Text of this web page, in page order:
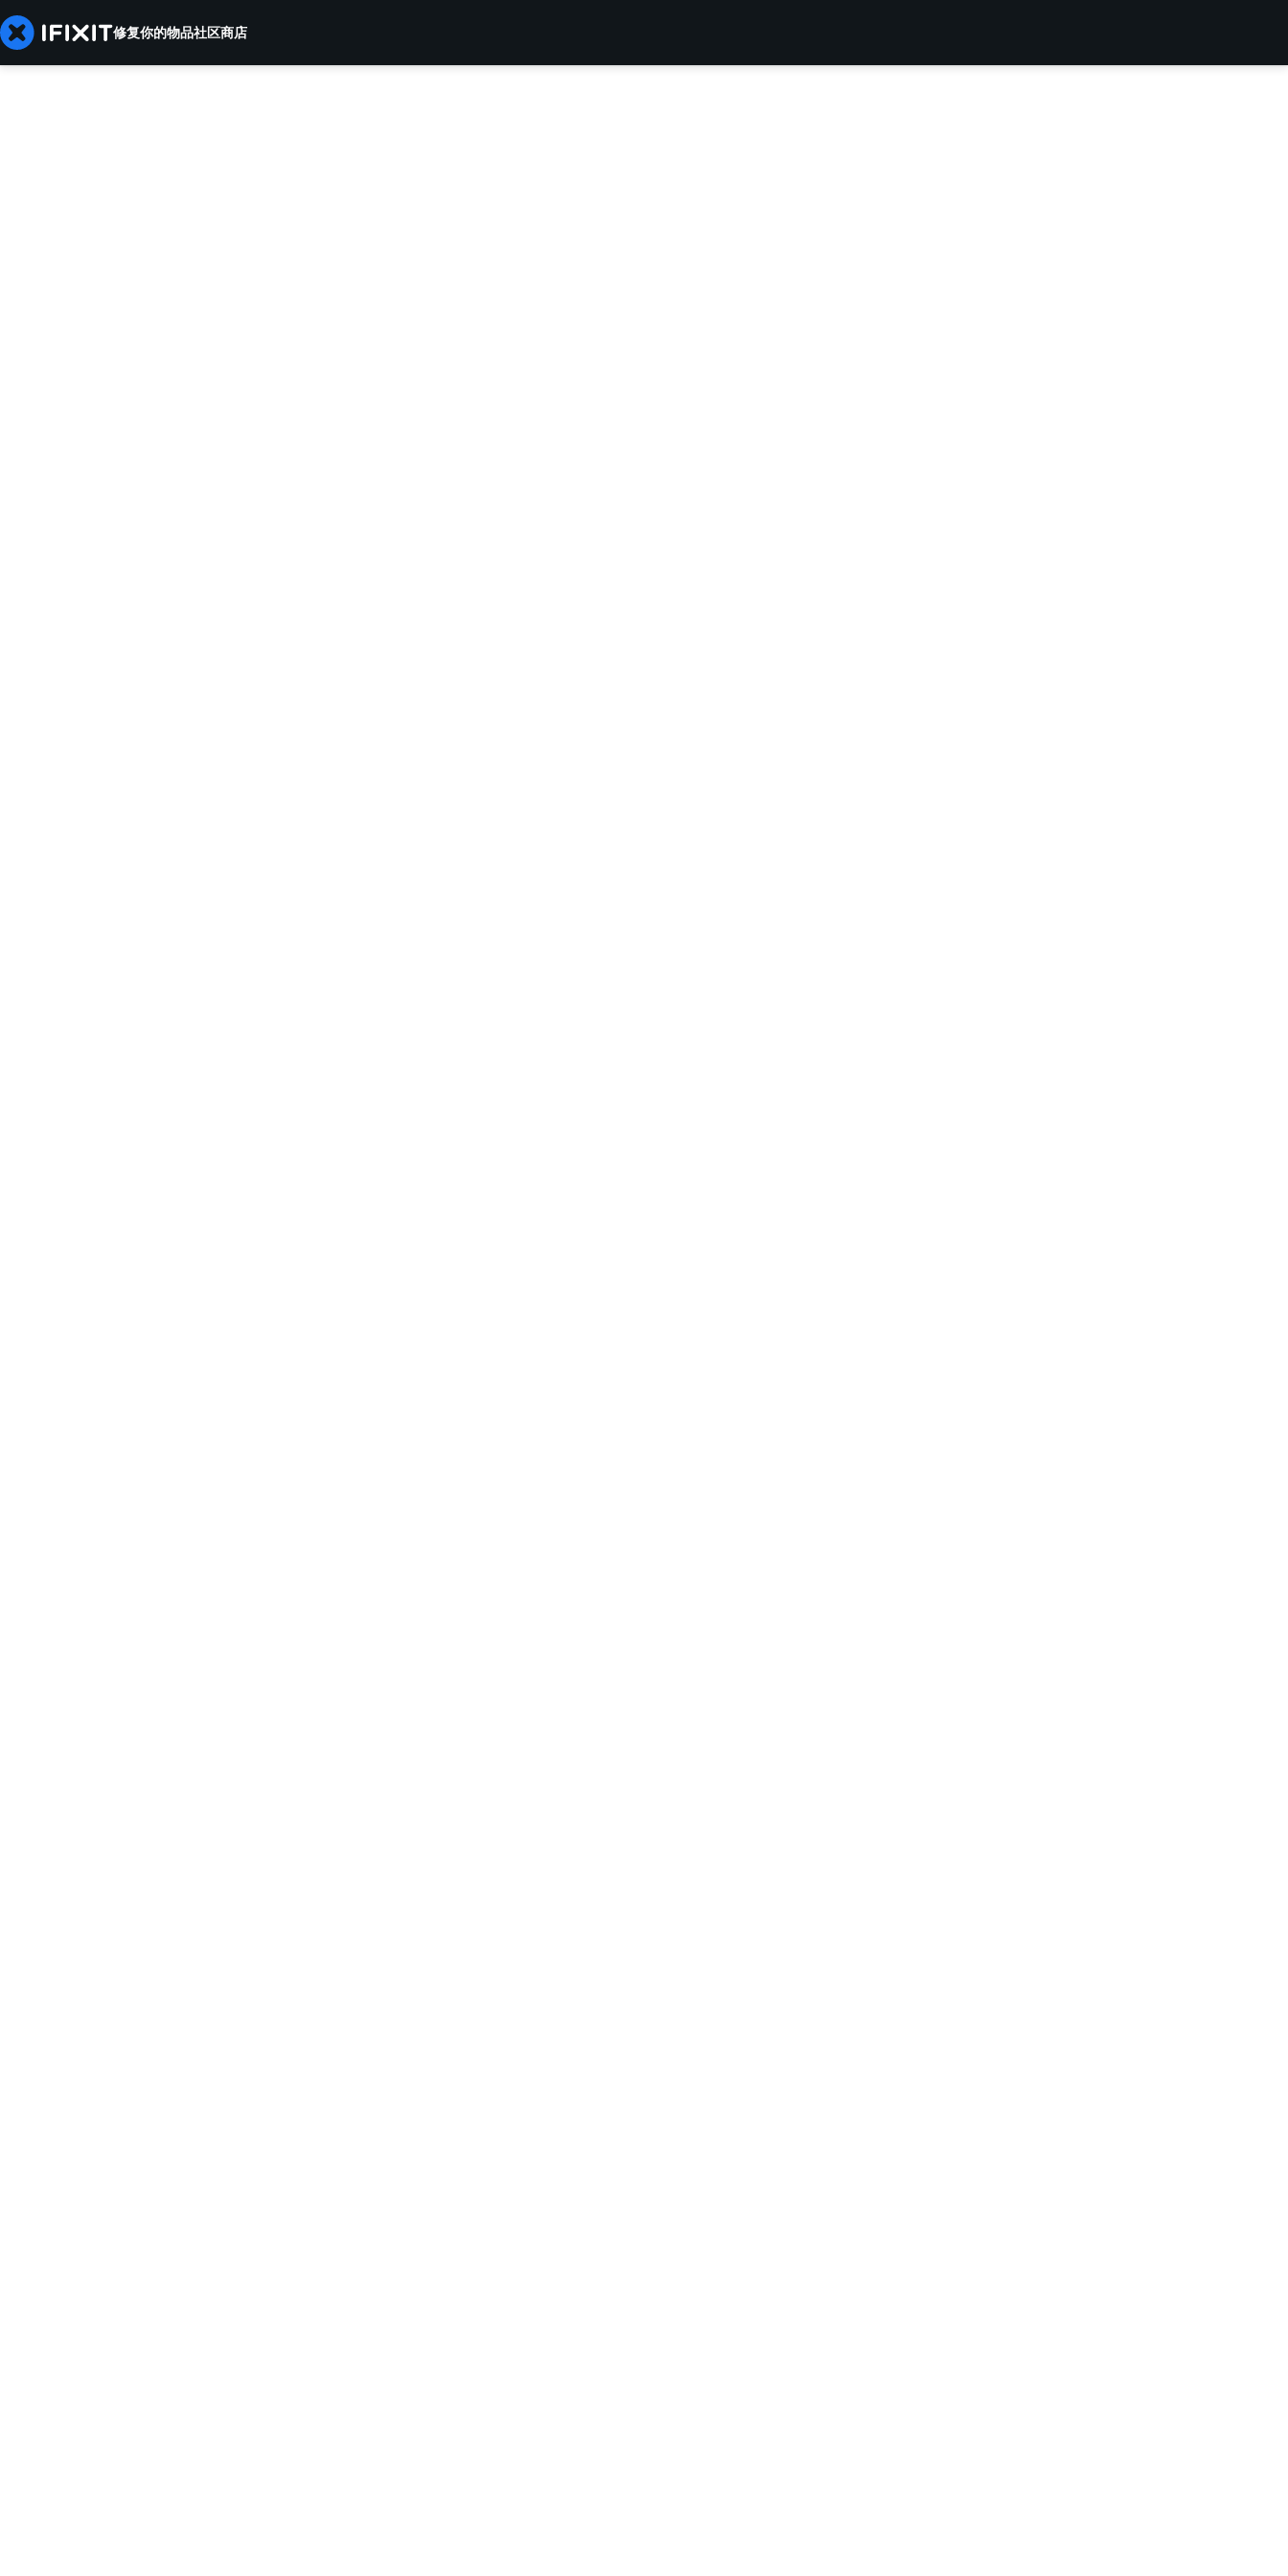
修复你的物品社区商店